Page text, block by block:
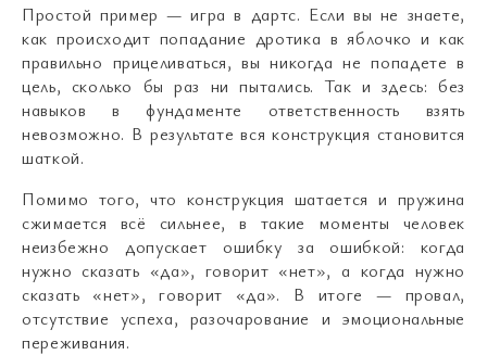
Простой пример — игра в дартс. Если вы не знаете,
как происходит попадание дротика в яблочко и как
правильно прицеливаться, вы никогда не попадете в
цель, сколько бы раз ни пытались. Так и здесь: без
навыков в фундаменте ответственность взять
невозможно. В результате вся конструкция становится
шаткой.
Помимо того, что конструкция шатается и пружина
сжимается всё сильнее, в такие моменты человек
неизбежно допускает ошибку за ошибкой: когда
нужно сказать «да», говорит «нет», а когда нужно
сказать «нет», говорит «да». В итоге — провал,
отсутствие успеха, разочарование и эмоциональные
переживания.